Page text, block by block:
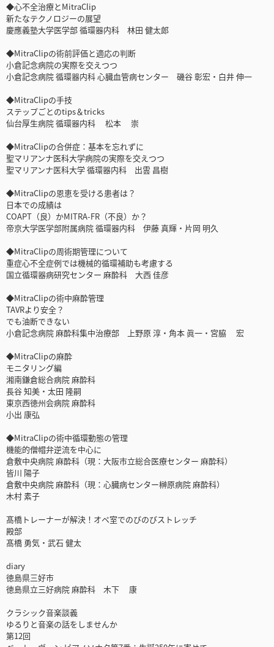
◆心不全治療とMitraClip
新たなテクノロジーの展望
慶應義塾大学医学部 循環器内科 林田 健太郎
◆MitraClipの術前評価と適応の判断
小倉記念病院の実際を交えつつ
小倉記念病院 循環器内科 心臓血管病センター 磯谷 彰宏・白井 伸一
◆MitraClipの手技
ステップごとのtips＆tricks
仙台厚生病院 循環器内科 松本 崇
◆MitraClipの合併症：基本を忘れずに
聖マリアンナ医科大学病院の実際を交えつつ
聖マリアンナ医科大学 循環器内科 出雲 昌樹
◆MitraClipの恩恵を受ける患者は？
日本での成績は
COAPT（良）かMITRA-FR（不良）か？
帝京大学医学部附属病院 循環器内科 伊藤 真輝・片岡 明久
◆MitraClipの周術期管理について
重症心不全症例では機械的循環補助も考慮する
国立循環器病研究センター 麻酔科 大西 佳彦
◆MitraClipの術中麻酔管理
TAVRより安全？
でも油断できない
小倉記念病院 麻酔科集中治療部 上野原 淳・角本 眞一・宮脇 宏
◆MitraClipの麻酔
モニタリング編
湘南鎌倉総合病院 麻酔科
長谷 知美・太田 隆嗣
東京西徳州会病院 麻酔科
小出 康弘
◆MitraClipの術中循環動態の管理
機能的僧帽弁逆流を中心に
倉敷中央病院 麻酔科（現：大阪市立総合医療センター 麻酔科）
皆川 陽子
倉敷中央病院 麻酔科（現：心臓病センター榊原病院 麻酔科）
木村 素子
髙橋トレーナーが解決！オペ室でのびのびストレッチ
殿部
髙橋 勇気・武石 健太
diary
徳島県三好市
徳島県立三好病院 麻酔科 木下 康
クラシック音楽談義
ゆるりと音楽の話をしませんか
第12回